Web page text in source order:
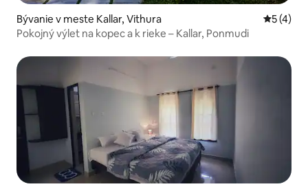
Bývanie v meste Kallar, Vithura
5 (4)
Pokojný výlet na kopec a k rieke – Kallar, Ponmudi